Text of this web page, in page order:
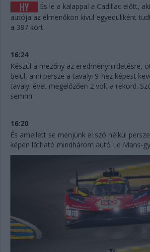
És le a kalappal a Cadillac előtt,
autója az élmenőkön kívül egyedüliként
a 387 kört.
16:24
Készül a mezőny az eredményhirdetésre,
belül, ami persze a tavalyi 9-hez képest
tavalyi évet megelőzően 2 volt a rekord.
semmi.
16:20
És amellett se menjünk el szó nélkül
képen látható mindhárom autó Le Mans-